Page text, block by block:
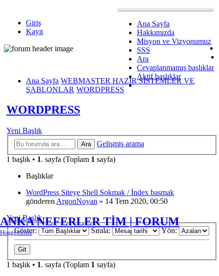
Ana Sayfa
Hakkımızda
Misyon ve Vizyonumuz
SSS
Ara
Cevaplanmamış başlıklar
Aktif başlıklar
Giriş
Kayıt
ANKA NEFERLER TİM | FORUM
Hoşgeldiniz
Ana Sayfa WEBMASTER HAZIR SİSTEMLER VE
ŞABLONLAR WORDPRESS
WORDPRESS
Yeni Başlık
Ara
Gelişmiş arama
1 başlık • 1. sayfa (Toplam 1 sayfa)
Başlıklar
WordPress Siteye Shell Sokmak / İndex basmak
gönderen ArgonNoyan » 14 Tem 2020, 00:50
Yeni Başlık
Göster:
Sırala: Yön:
1 başlık • 1. sayfa (Toplam 1 sayfa)